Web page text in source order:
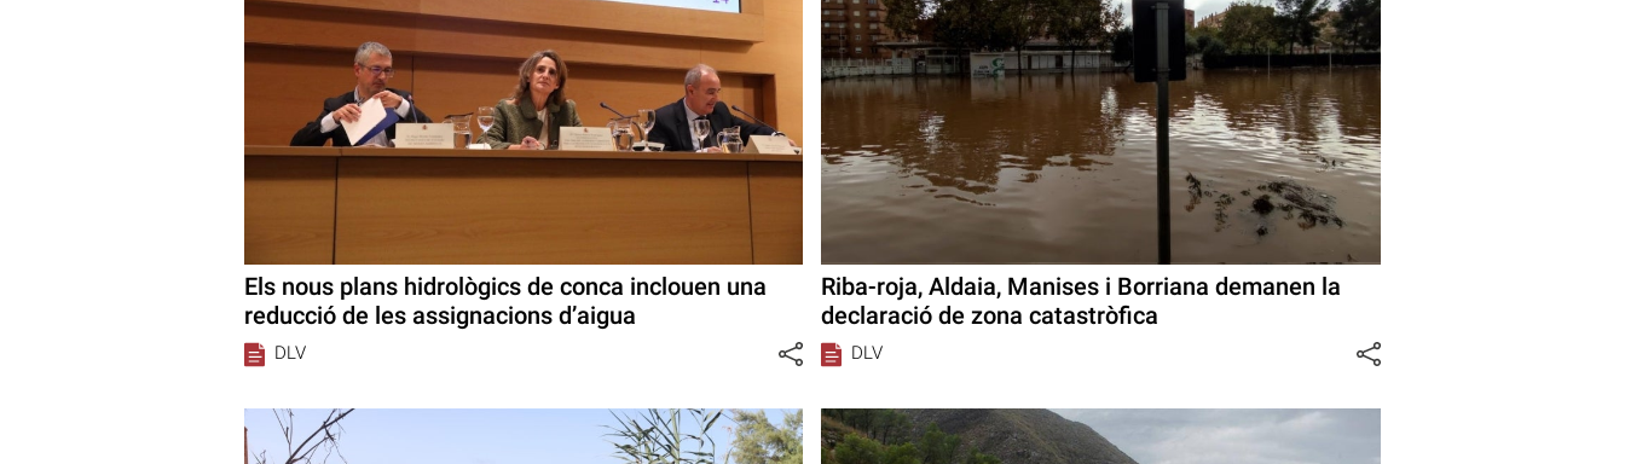
Els nous plans hidrològics de conca inclouen una
reducció de les assignacions d’aigua
DLV
Riba-roja, Aldaia, Manises i Borriana demanen la
declaració de zona catastròfica
DLV